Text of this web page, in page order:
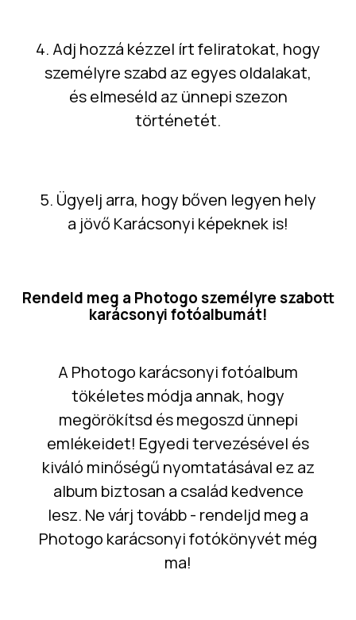
4. Adj hozzá kézzel írt feliratokat, hogy
személyre szabd az egyes oldalakat,
és elmeséld az ünnepi szezon
történetét.
5. Ügyelj arra, hogy bőven legyen hely
a jövő Karácsonyi képeknek is!
Rendeld meg a Photogo személyre szabott
karácsonyi fotóalbumát!
A Photogo karácsonyi fotóalbum
tökéletes módja annak, hogy
megörökítsd és megoszd ünnepi
emlékeidet! Egyedi tervezésével és
kiváló minőségű nyomtatásával ez az
album biztosan a család kedvence
lesz. Ne várj tovább - rendeljd meg a
Photogo karácsonyi fotókönyvét még
ma!